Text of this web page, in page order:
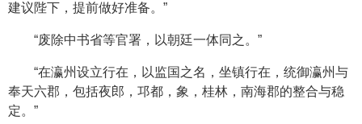
建议陛下，提前做好准备。”
“废除中书省等官署，以朝廷一体同之。”
“在瀛州设立行在，以监国之名，坐镇行在，统御瀛州与
奉天六郡，包括夜郎，邛都，象，桂林，南海郡的整合与稳
定。”